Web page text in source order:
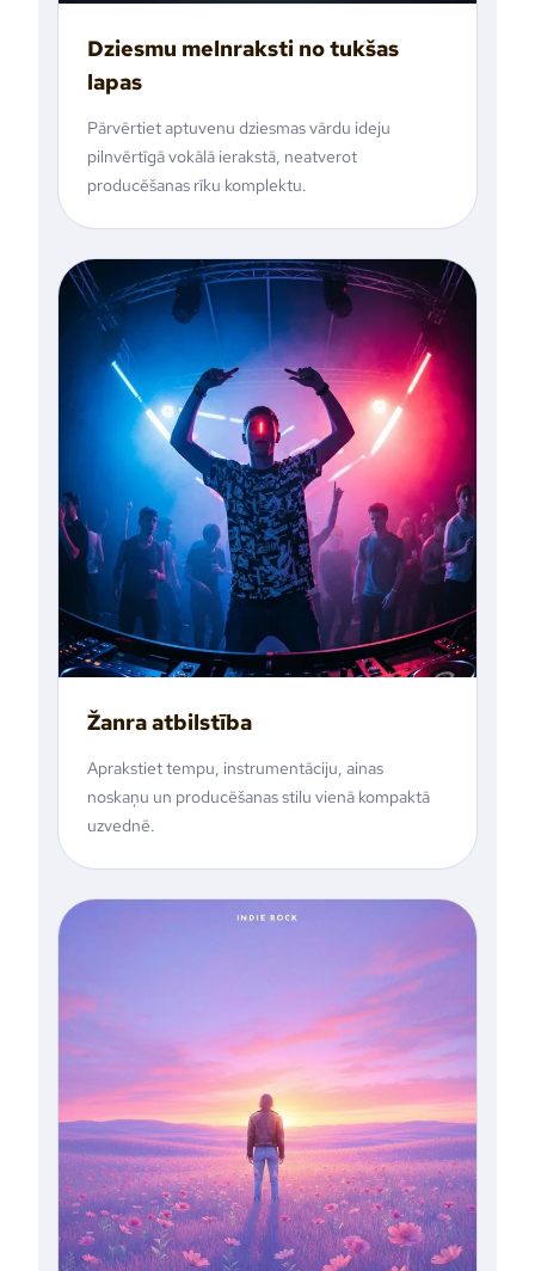
Dziesmu melnraksti no tukšas
lapas
Pārvērtiet aptuvenu dziesmas vārdu ideju
pilnvērtīgā vokālā ierakstā, neatverot
producēšanas rīku komplektu.
Žanra atbilstība
Aprakstiet tempu, instrumentāciju, ainas
noskaņu un producēšanas stilu vienā kompaktā
uzvednē.